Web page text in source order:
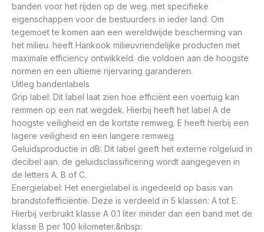
banden voor het rijden op de weg. met specifieke
eigenschappen voor de bestuurders in ieder land. Om
tegemoet te komen aan een wereldwijde bescherming van
het milieu. heeft Hankook milieuvriendelijke producten met
maximale efficiency ontwikkeld. die voldoen aan de hoogste
normen en een ultieme rijervaring garanderen.
Uitleg bandenlabels
Grip label: Dit label laat zien hoe efficiënt een voertuig kan
remmen op een nat wegdek. Hierbij heeft het label A de
hoogste veiligheid en de kortste remweg. E heeft hierbij een
lagere veiligheid en een langere remweg
Geluidsproductie in dB: Dit label geeft het externe rolgeluid in
decibel aan. de geluidsclassificering wordt aangegeven in
de letters A. B of C.
Energielabel: Het energielabel is ingedeeld op basis van
brandstofefficiëntie. Deze is verdeeld in 5 klassen: A tot E.
Hierbij verbruikt klasse A 0.1 liter minder dan een band met de
klasse B per 100 kilometer.&nbsp: